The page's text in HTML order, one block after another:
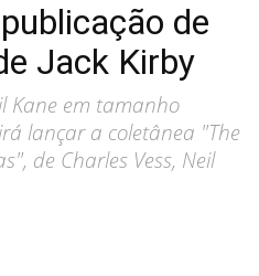
de
Jack Kirby
Kane em tamanho
lançar a coletânea "The
de Charles Vess, Neil